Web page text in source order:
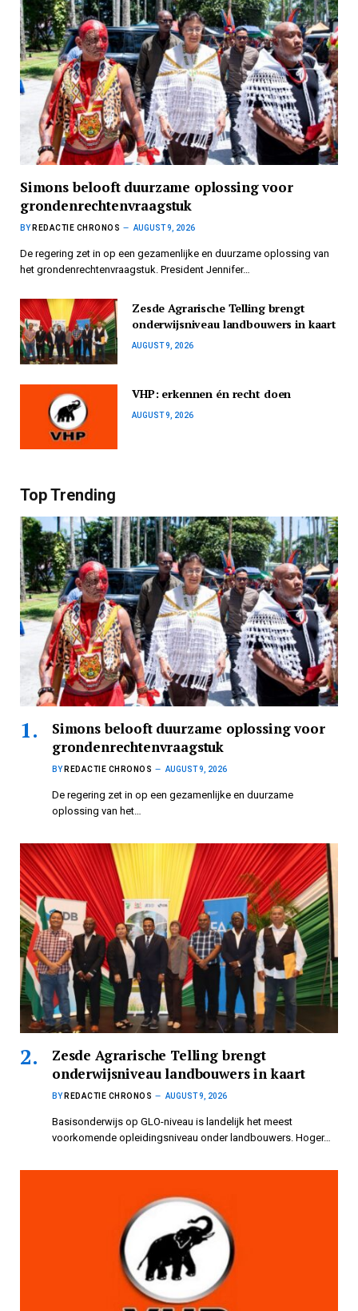
Simons belooft duurzame oplossing voor
grondenrechtenvraagstuk
BY REDACTIE CHRONOS AUGUST 9, 2026
De regering zet in op een gezamenlijke en duurzame oplossing van
het grondenrechtenvraagstuk. President Jennifer…
Zesde Agrarische Telling brengt
onderwijsniveau landbouwers in kaart
AUGUST 9, 2026
VHP: erkennen én recht doen
AUGUST 9, 2026
Top Trending
Simons belooft duurzame oplossing voor
grondenrechtenvraagstuk
BY REDACTIE CHRONOS AUGUST 9, 2026
De regering zet in op een gezamenlijke en duurzame
oplossing van het…
Zesde Agrarische Telling brengt
onderwijsniveau landbouwers in kaart
BY REDACTIE CHRONOS AUGUST 9, 2026
Basisonderwijs op GLO-niveau is landelijk het meest
voorkomende opleidingsniveau onder landbouwers. Hoger…